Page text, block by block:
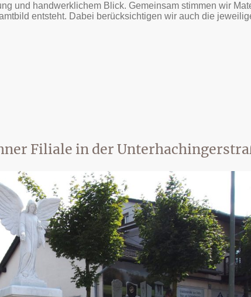
und handwerklichem Blick. Gemeinsam stimmen wir
entsteht. Dabei berücksichtigen wir auch die
Filiale in der